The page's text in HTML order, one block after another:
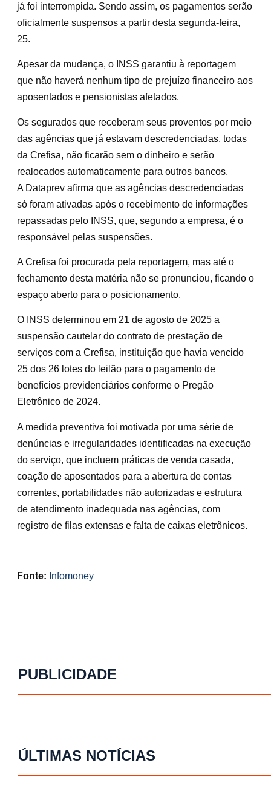
já foi interrompida. Sendo assim, os pagamentos serão
oficialmente suspensos a partir desta segunda-feira,
25.
Apesar da mudança, o INSS garantiu à reportagem
que não haverá nenhum tipo de prejuízo financeiro aos
aposentados e pensionistas afetados.
Os segurados que receberam seus proventos por meio
das agências que já estavam descredenciadas, todas
da Crefisa, não ficarão sem o dinheiro e serão
realocados automaticamente para outros bancos.
A Dataprev afirma que as agências descredenciadas
só foram ativadas após o recebimento de informações
repassadas pelo INSS, que, segundo a empresa, é o
responsável pelas suspensões.
A Crefisa foi procurada pela reportagem, mas até o
fechamento desta matéria não se pronunciou, ficando o
espaço aberto para o posicionamento.
O INSS determinou em 21 de agosto de 2025 a
suspensão cautelar do contrato de prestação de
serviços com a Crefisa, instituição que havia vencido
25 dos 26 lotes do leilão para o pagamento de
benefícios previdenciários conforme o Pregão
Eletrônico de 2024.
A medida preventiva foi motivada por uma série de
denúncias e irregularidades identificadas na execução
do serviço, que incluem práticas de venda casada,
coação de aposentados para a abertura de contas
correntes, portabilidades não autorizadas e estrutura
de atendimento inadequada nas agências, com
registro de filas extensas e falta de caixas eletrônicos.
Fonte: Infomoney
PUBLICIDADE
ÚLTIMAS NOTÍCIAS